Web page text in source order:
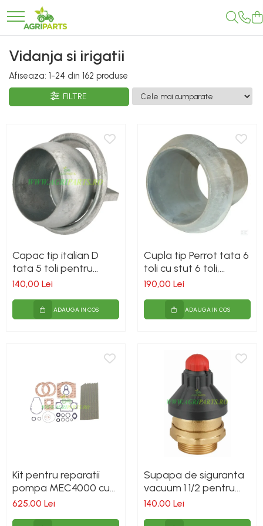
Toate Produsele
Accesorii
Ancore, stabilizatori, bare de
remorcare
Electrice
Scaune
Tiranti centrali, verticali, laterali
Vopseluri
Agricultura
Diverse
Lubrifiere, intretinere si curatare
Pompe ulei/combustibil
Agricultura
Utilaje pentru constructii
Piese instalatii erbicidat
Diverse
Ocheti remorcare
Picioare si roti de sprijin
Vidanja si irigatii
Afiseaza: 1-24 din 162 produse
FILTRE
Capac tip italian D
tata 5 toli pentru
vidanja
140,00 Lei
ADAUGA IN COS
Cupla tip Perrot tata 6
toli cu stut 6 toli,
pentru vidanja
190,00 Lei
ADAUGA IN COS
Kit pentru reparatii
pompa MEC4000 cu
vane standad -
625,00 Lei
Supapa de siguranta
vacuum 1 1/2 pentru
vidanja
140,00 Lei